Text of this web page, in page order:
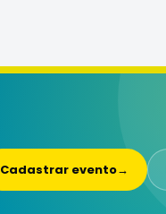
Cadastrar evento→